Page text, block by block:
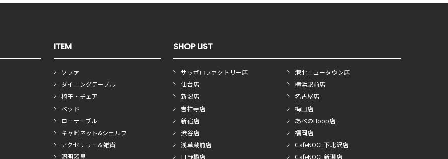
ITEM
ソファ
ダイニングテーブル
椅子・チェア
ベッド
ローテーブル
キャビネット&シェルフ
アクセサリー＆雑貨
照明器具
SHOP LIST
サッポロファクトリー店
仙台店
新潟店
吉祥寺店
新宿店
渋谷店
浅草蔵前店
日野橋店
港北ニュータウン店
横浜駅前店
名古屋店
梅田店
あべのHoop店
福岡店
CafeNOCE下北沢店
CafeNOCE新潟店